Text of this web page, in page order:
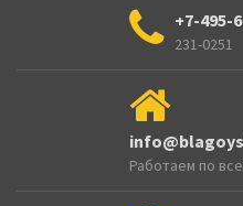
+7-495-
231-0251
Работаем по